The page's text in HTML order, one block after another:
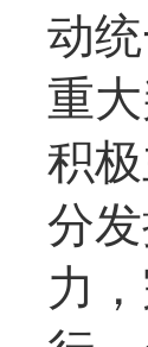
动
重
积
分
力